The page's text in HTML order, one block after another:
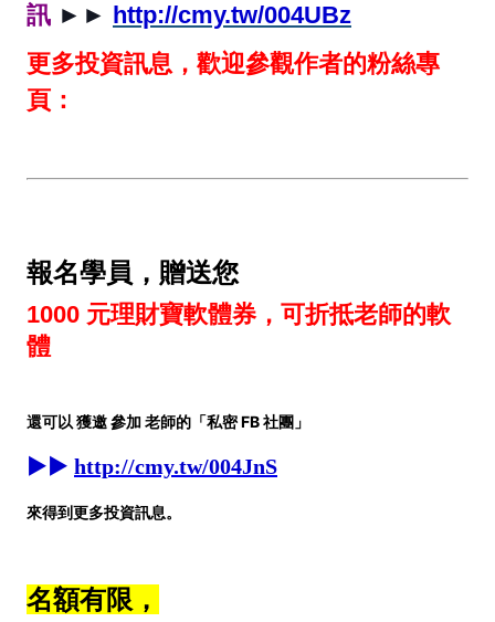
訊 ►► http://cmy.tw/004UBz
更多投資訊息，歡迎參觀作者的粉絲專
頁：
報名學員，贈送您
1000 元理財寶軟體券，可折抵老師的軟
體
還可以 獲邀 參加 老師的 「私密 FB 社團 」
►► http://cmy.tw/004JnS
來得到更多投資訊息。
名額有限，